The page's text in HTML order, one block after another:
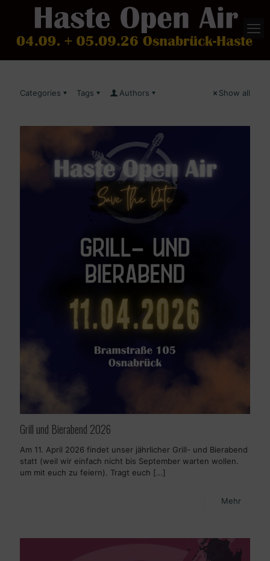
Categories Tags Authors Show all
Grill und Bierabend 2026
Am 11. April 2026 findet unser jährlicher Grill- und Bierabend
statt (weil wir einfach nicht bis September warten wollen.
um mit euch zu feiern). Tragt euch […]
Mehr